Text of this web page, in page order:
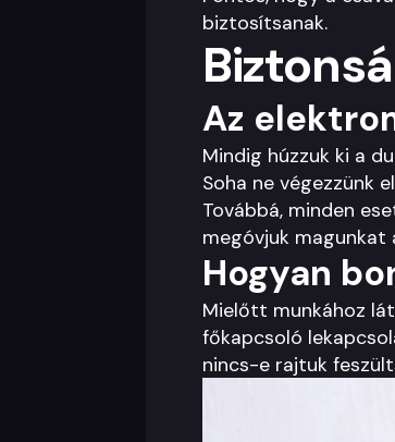
biztosítsanak.
Az
Mindig húzzuk ki a
Soha ne végezzünk
Továbbá, minden
megóvjuk
Hogyan
Mielőtt munkához
főkapcsoló
nincs-e rajtuk